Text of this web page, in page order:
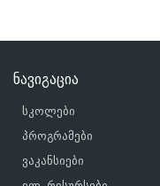
ნავიგაცია
სკოლები
პროგრამები
ვაკანსიები